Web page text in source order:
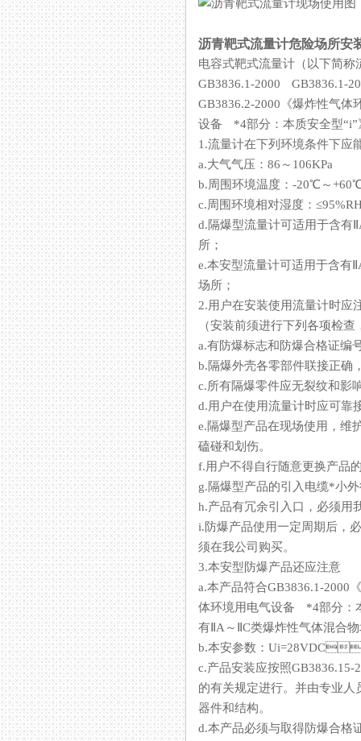
沥青靶式流量计危险场所安
电容式靶式流量计（以下简称流
GB3836.1-2000 GB3836.1-
GB3836.2-2000《爆炸性气体
设备 *4部分：本质安全型
1.流量计在下列环境条件下应
a.大气气压：86～106KPa
b.周围环境温度：-20℃～
c.周围环境相对湿度：
d.隔爆型流量计可适用于含有
所；
e.本安型流量计可适用于含有
场所；
2.用户在安装使用流量计时应
（安装前须进行下列各项检查
a.有防爆标志和防爆合格证编号
b.隔爆外壳各零部件联接正确，
c.所有隔爆零件应无裂纹和影响
d.用户在使用流量计时应可靠接
e.隔爆型产品在现场使用，
磕碰和划伤。
f.用户不得自行随意更换产品
g.隔爆型产品的引入电缆*小
h.产品有冗余引入口，必须
i.防爆产品使用一定周期后，
须在我公司购买。
3.本安型防爆产品还应注意
a.本产品符合GB3836.1-2000
体环境用电气设备 *4部分：本质
有ⅡA～ⅡC类爆炸性气体混合物
b.本安参数：
c.产品安装应按照GB3836.15-
的有关规定进行。并由专
器件和结构。
d.本产品必须与取得防爆合格证安